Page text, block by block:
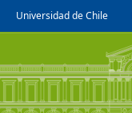
Universidad de Chile